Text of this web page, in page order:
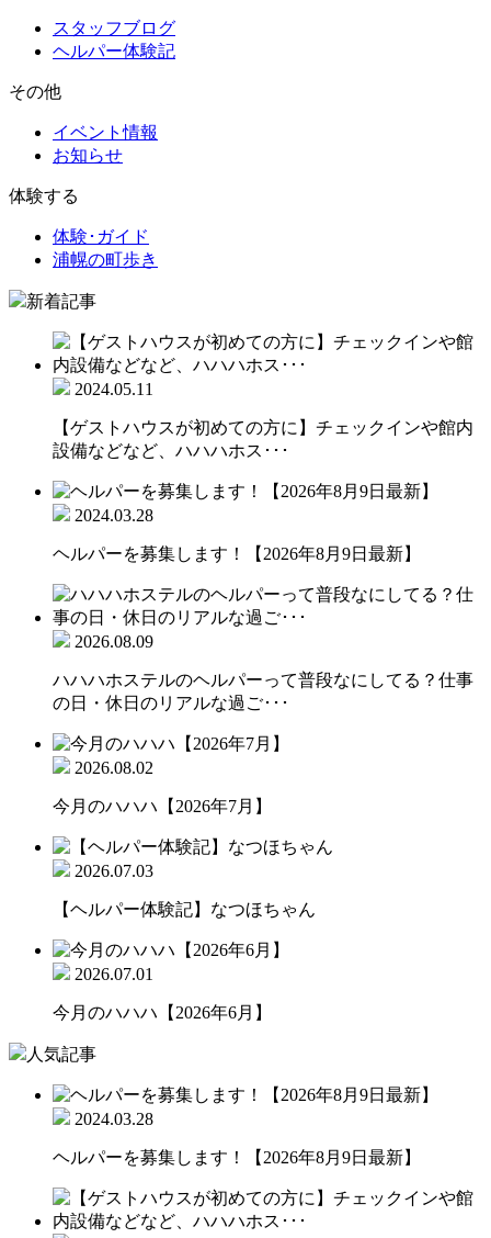
スタッフブログ
ヘルパー体験記
その他
イベント情報
お知らせ
体験する
体験･ガイド
浦幌の町歩き
新着記事
2024.05.11
【ゲストハウスが初めての方に】チェックインや館内
設備などなど、ハハハホス･･･
2024.03.28
ヘルパーを募集します！【2026年8月9日最新】
2026.08.09
ハハハホステルのヘルパーって普段なにしてる？仕事
の日・休日のリアルな過ご･･･
2026.08.02
今月のハハハ【2026年7月】
2026.07.03
【ヘルパー体験記】なつほちゃん
2026.07.01
今月のハハハ【2026年6月】
人気記事
2024.03.28
ヘルパーを募集します！【2026年8月9日最新】